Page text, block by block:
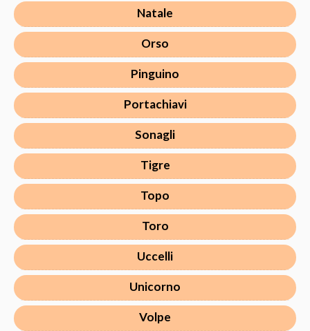
Natale
Orso
Pinguino
Portachiavi
Sonagli
Tigre
Topo
Toro
Uccelli
Unicorno
Volpe